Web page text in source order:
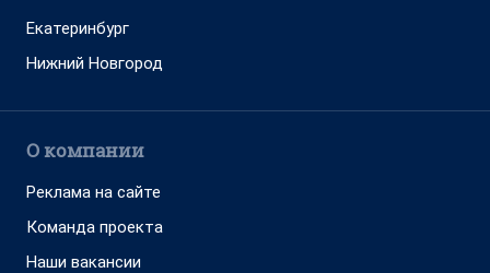
Екатеринбург
Нижний Новгород
О компании
Реклама на сайте
Команда проекта
Наши вакансии